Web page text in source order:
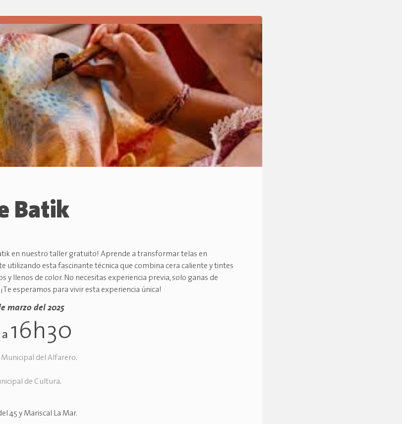
Batik
en nuestro taller gratuito! Aprende a transformar telas en
utilizando esta fascinante técnica que combina cera caliente y tintes
y llenos de color. No necesitas experiencia previa, solo ganas de
esperamos para vivir esta experiencia única!
marzo del 2025
a 16h30
Municipal del Alfarero.
de Cultura.
45 y Mariscal La Mar.